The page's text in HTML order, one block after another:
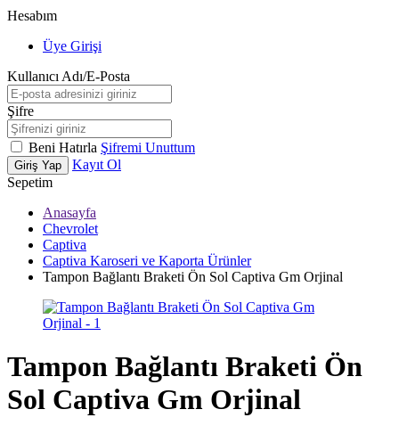
Hesabım
Üye Girişi
Kullanıcı Adı/E-Posta
Şifre
Beni Hatırla Şifremi Unuttum
Giriş Yap
Kayıt Ol
Sepetim
Anasayfa
Chevrolet
Captiva
Captiva Karoseri ve Kaporta Ürünler
Tampon Bağlantı Braketi Ön Sol Captiva Gm Orjinal
Tampon Bağlantı Braketi Ön
Sol Captiva Gm Orjinal